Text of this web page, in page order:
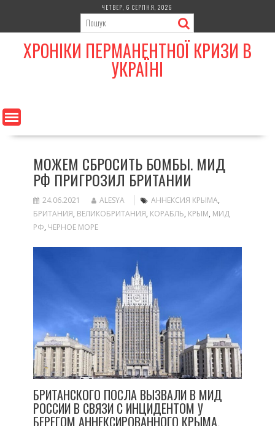
content
ЧЕТВЕР, 6 СЕРПНЯ, 2026
ХРОНІКИ ПЕРМАНЕНТНОЇ КРИЗИ В
УКРАЇНІ
МОЖЕМ СБРОСИТЬ БОМБЫ. МИД
РФ ПРИГРОЗИЛ БРИТАНИИ
24.06.2021 ALESYA АННЕКСИЯ КРЫМА,
БРИТАНИЯ, ВЕЛИКОБРИТАНИЯ, КОРАБЛЬ, КРЫМ, МИД
РФ, ЧЕРНОЕ МОРЕ
БРИТАНСКОГО ПОСЛА ВЫЗВАЛИ В МИД
РОССИИ В СВЯЗИ С ИНЦИДЕНТОМ У
БЕРЕГОМ АННЕКСИРОВАННОГО КРЫМА.